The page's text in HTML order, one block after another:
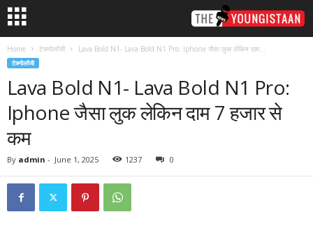
Home टेक्नोलॉजी Lava Bold N1- Lava Bold N1 Pro: Iphone जैसा लुक लेकिन दाम...
टेक्नोलॉजी
Lava Bold N1- Lava Bold N1 Pro:
Iphone जैसा लुक लेकिन दाम 7 हजार से
कम
By admin - June 1, 2025 1237 0